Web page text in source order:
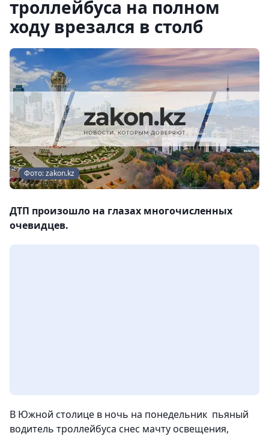
троллейбуса на полном
ходу врезался в столб
Фото: zakon.kz
ДТП произошло на глазах многочисленных
очевидцев.
В Южной столице в ночь на понедельник пьяный
водитель троллейбуса снес мачту освещения,